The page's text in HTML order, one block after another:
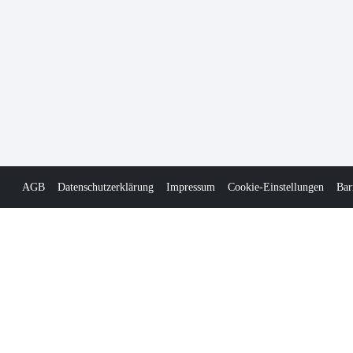
AGB Datenschutzerklärung Impressum Cookie-Einstellungen